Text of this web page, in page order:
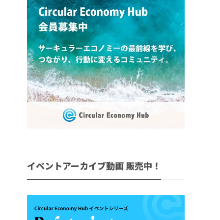
イベントアーカイブ動画 販売中！